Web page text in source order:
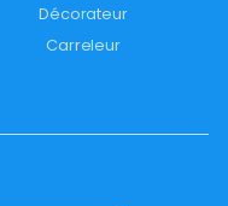
Décorateur
Carreleur